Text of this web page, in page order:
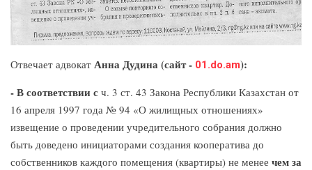
Отвечает адвокат Анна Дудина (сайт - 01.do.am):
- В соответствии с ч. 3 ст. 43 Закона Республики Казахстан от
16 апреля 1997 года № 94 «О жилищных отношениях»
извещение о проведении учредительного собрания должно
быть доведено инициаторами создания кооператива до
собственников каждого помещения (квартиры) не менее чем за